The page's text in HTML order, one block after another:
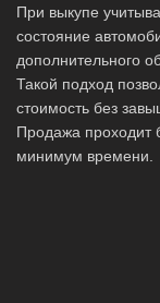
При выкупе
состояние
дополнительного
Такой подход
стоимость без
Продажа проходит
минимум времени.